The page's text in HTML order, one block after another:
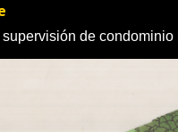
supervisión de